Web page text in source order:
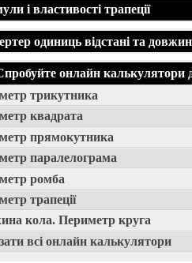
і властивості трапеції
одиниць відстані та
онлайн калькулятори
трикутника
квадрата
прямокутника
паралелограма
ромба
трапеції
кола. Периметр круга
всі онлайн калькулятори